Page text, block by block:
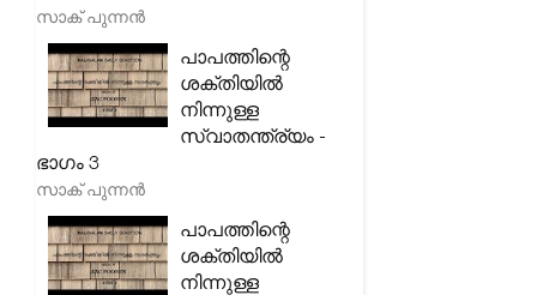
സാക് പുന്നൻ
പാപത്തിന്റെ
ശക്തിയിൽ
നിന്നുള്ള
സ്വാതന്ത്ര്യം -
ഭാഗം 3
സാക് പുന്നൻ
പാപത്തിന്റെ
ശക്തിയിൽ
നിന്നുള്ള